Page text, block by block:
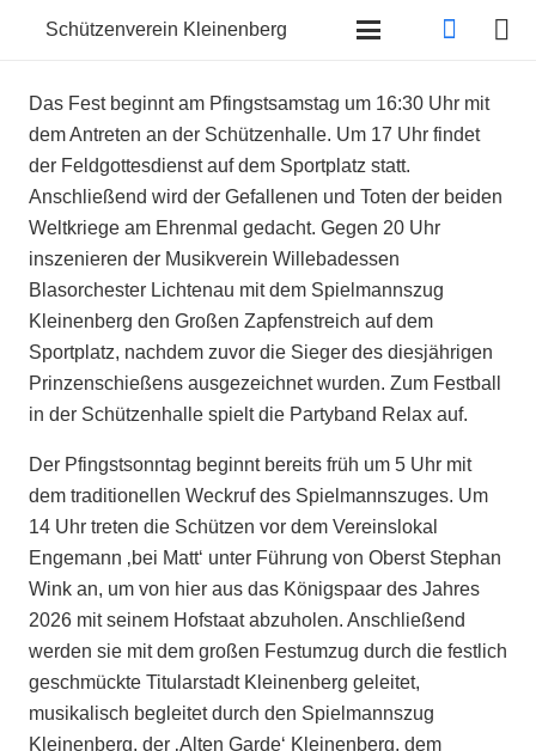
Schützenverein Kleinenberg
Das Fest beginnt am Pfingstsamstag um 16:30 Uhr mit
dem Antreten an der Schützenhalle. Um 17 Uhr findet
der Feldgottesdienst auf dem Sportplatz statt.
Anschließend wird der Gefallenen und Toten der beiden
Weltkriege am Ehrenmal gedacht. Gegen 20 Uhr
inszenieren der Musikverein Willebadessen
Blasorchester Lichtenau mit dem Spielmannszug
Kleinenberg den Großen Zapfenstreich auf dem
Sportplatz, nachdem zuvor die Sieger des diesjährigen
Prinzenschießens ausgezeichnet wurden. Zum Festball
in der Schützenhalle spielt die Partyband Relax auf.
Der Pfingstsonntag beginnt bereits früh um 5 Uhr mit
dem traditionellen Weckruf des Spielmannszuges. Um
14 Uhr treten die Schützen vor dem Vereinslokal
Engemann ‚bei Matt‘ unter Führung von Oberst Stephan
Wink an, um von hier aus das Königspaar des Jahres
2026 mit seinem Hofstaat abzuholen. Anschließend
werden sie mit dem großen Festumzug durch die festlich
geschmückte Titularstadt Kleinenberg geleitet,
musikalisch begleitet durch den Spielmannszug
Kleinenberg, der ‚Alten Garde‘ Kleinenberg, dem